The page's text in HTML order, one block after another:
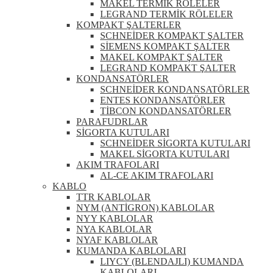
MAKEL TERMİK RÖLELER
LEGRAND TERMİK RÖLELER
KOMPAKT ŞALTERLER
SCHNEİDER KOMPAKT ŞALTER
SİEMENS KOMPAKT ŞALTER
MAKEL KOMPAKT ŞALTER
LEGRAND KOMPAKT ŞALTER
KONDANSATÖRLER
SCHNEİDER KONDANSATÖRLER
ENTES KONDANSATÖRLER
TİBCON KONDANSATÖRLER
PARAFUDRLAR
SİGORTA KUTULARI
SCHNEİDER SİGORTA KUTULARI
MAKEL SİGORTA KUTULARI
AKIM TRAFOLARI
AL-CE AKIM TRAFOLARI
KABLO
TTR KABLOLAR
NYM (ANTİGRON) KABLOLAR
NYY KABLOLAR
NYA KABLOLAR
NYAF KABLOLAR
KUMANDA KABLOLARI
LIYCY (BLENDAJLI) KUMANDA